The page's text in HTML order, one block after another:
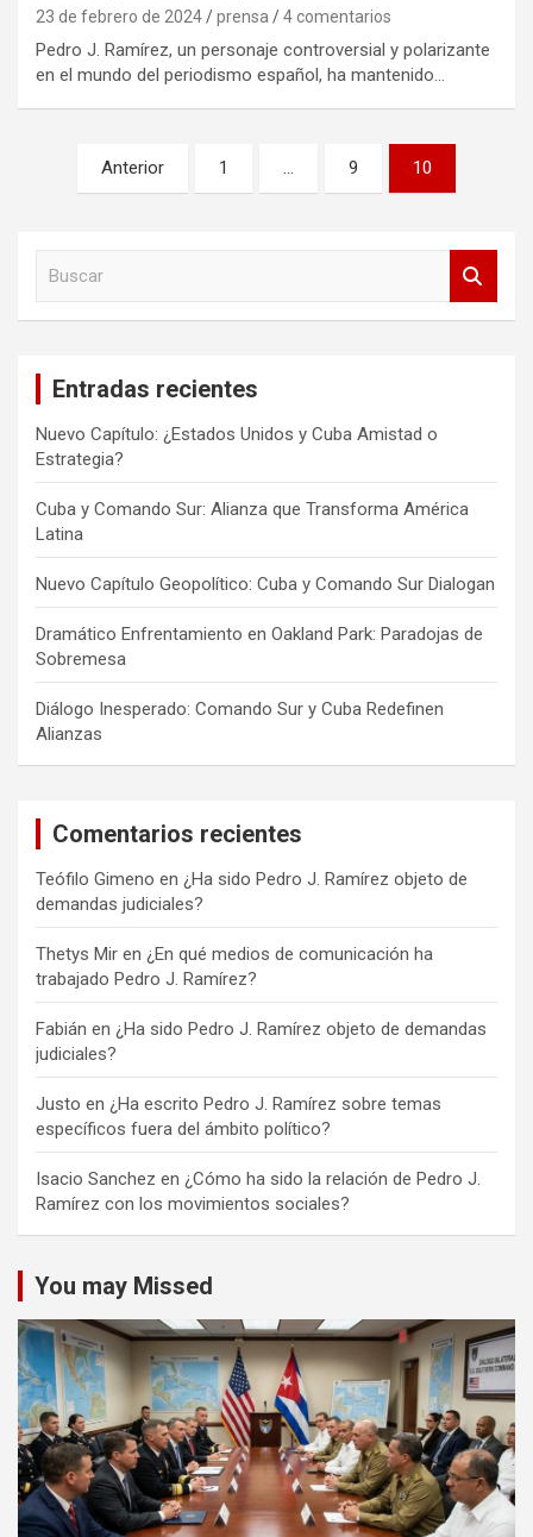
23 de febrero de 2024 prensa 4 comentarios
Pedro J. Ramírez, un personaje controversial y polarizante
en el mundo del periodismo español, ha mantenido…
Paginación
Anterior 1 … 9 10
Entradas recientes
Nuevo Capítulo: ¿Estados Unidos y Cuba Amistad o
Estrategia?
Cuba y Comando Sur: Alianza que Transforma América
Latina
Nuevo Capítulo Geopolítico: Cuba y Comando Sur Dialogan
Dramático Enfrentamiento en Oakland Park: Paradojas de
Sobremesa
Diálogo Inesperado: Comando Sur y Cuba Redefinen
Alianzas
Comentarios recientes
Teófilo Gimeno en ¿Ha sido Pedro J. Ramírez objeto de
demandas judiciales?
Thetys Mir en ¿En qué medios de comunicación ha
trabajado Pedro J. Ramírez?
Fabián en ¿Ha sido Pedro J. Ramírez objeto de demandas
judiciales?
Justo en ¿Ha escrito Pedro J. Ramírez sobre temas
específicos fuera del ámbito político?
Isacio Sanchez en ¿Cómo ha sido la relación de Pedro J.
Ramírez con los movimientos sociales?
You may Missed